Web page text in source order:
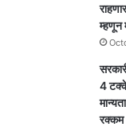
म्हणून
4 टक्के
रक्कम